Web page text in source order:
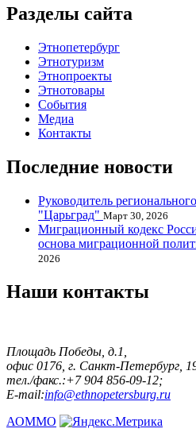
Разделы сайта
Этнопетербург
Этнотуризм
Этнопроекты
Этнотовары
События
Медиа
Контакты
Последние новости
Руководитель
"Царьград" Март 30, 2026
Миграционный кодекс
основа миграционной
2026
Наши контакты
Площадь Победы, д.1,
офис 0176, г. Санкт-Петербург,
тел./факс.:+7 904 856-09-12;
E-mail:info@ethnopetersburg.ru
АОММО